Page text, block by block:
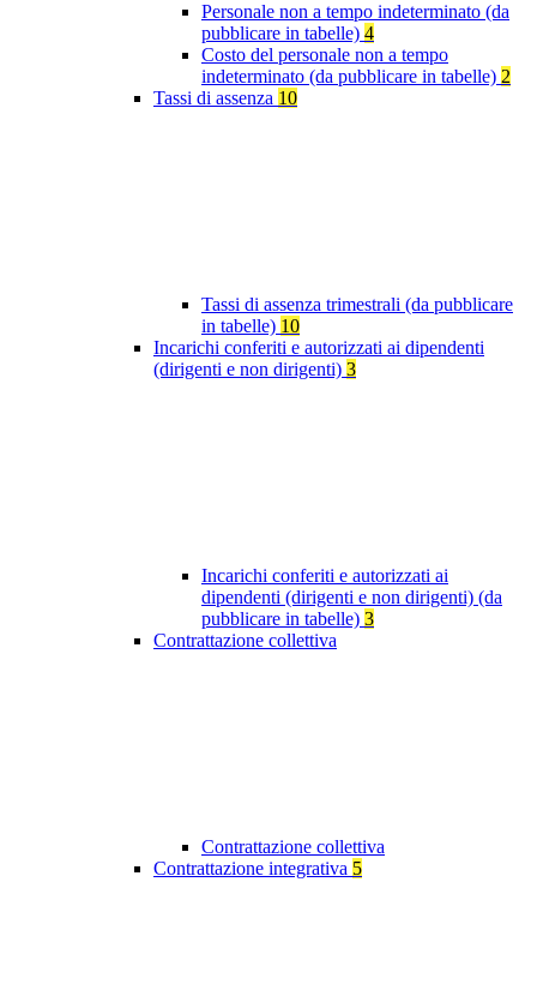
Personale non a tempo indeterminato (da
pubblicare in tabelle) 4
Costo del personale non a tempo
indeterminato (da pubblicare in tabelle) 2
Tassi di assenza 10
Tassi di assenza trimestrali (da pubblicare
in tabelle) 10
Incarichi conferiti e autorizzati ai dipendenti
(dirigenti e non dirigenti) 3
Incarichi conferiti e autorizzati ai
dipendenti (dirigenti e non dirigenti) (da
pubblicare in tabelle) 3
Contrattazione collettiva
Contrattazione collettiva
Contrattazione integrativa 5